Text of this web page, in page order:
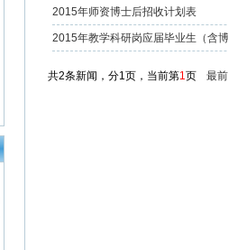
2015年师资博士后招收计划表
2015年教学科研岗应届毕业生（含
共2条新闻，分1页，当前第1页 最